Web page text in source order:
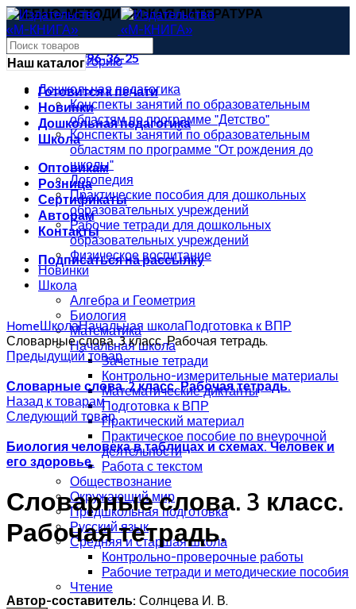
УЧЕБНО-МЕТОДИЧЕСКАЯ ЛИТЕРАТУРА
uchitel4@mail.ru
8 (473) 296-36-25
Выбрать категорию
Дошкольная педагогика
Конспекты занятий по образовательным
областям по программе "Детство"
Конспекты занятий по образовательным
областям по программе "От рождения до
школы"
Логопедия
Практические пособия для дошкольных
образовательных учреждений
Рабочие тетради для дошкольных
образовательных учреждений
Физическое воспитание
Новинки
Школа
Алгебра и Геометрия
Биология
Математика
Начальная школа
Зачетные тетради
Контрольно-измерительные материалы
Математические диктанты
Подготовка к ВПР
Практический материал
Практическое пособие по внеурочной
деятельности
Работа с текстом
Обществознание
Окружающий мир
Предшкольная подготовка
Русский язык
Средняя и старшая школа
Контрольно-проверочные работы
Рабочие тетради и методические пособия
Чтение
Наш каталог
Готовится к печати
Новинки
Дошкольная педагогика
Школа
Оптовикам
Розница
Сертификаты
Авторам
Контакты
Подписаться на рассылку
HomeШколаНачальная школаПодготовка к ВПР
Словарные слова. 3 класс. Рабочая тетрадь.
Предыдущий товар
Словарные слова. 2 класс. Рабочая тетрадь.
Назад к товарам
Следующий товар
Биология человека в таблицах и схемах. Человек и
его здоровье.
Словарные слова. 3 класс.
Рабочая тетрадь.
Автор-составитель: Солнцева И. В.